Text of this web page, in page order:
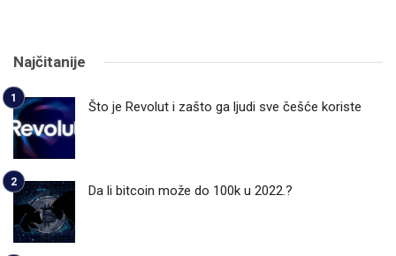
Najčitanije
Što je Revolut i zašto ga ljudi sve češće koriste
Da li bitcoin može do 100k u 2022.?